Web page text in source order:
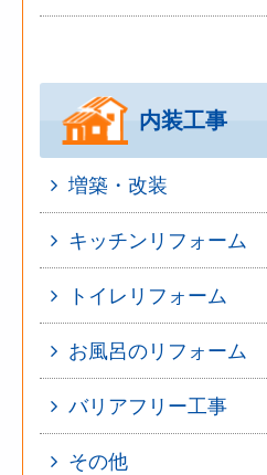
内装工事
増築・改装
キッチンリフォーム
トイレリフォーム
お風呂のリフォーム
バリアフリー工事
その他